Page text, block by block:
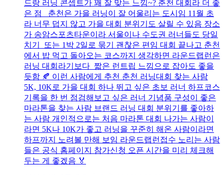
드랑 러닝 콘셉트가 꽤 잘 맞는 느낌~? 춘천 대회라 더 좋
은 점 춘천은 가을 러닝이 잘 어울리는 도시임 11월 초
라 너무 덥지 않고 가을 대회 분위기도 살릴 수 있음 장소
가 송암스포츠타운이라 서울이나 수도권 러너들도 당일
치기 또는 1박 2일로 묶기 괜찮은 편임 대회 끝나고 춘천
에서 밥 먹고 돌아오는 코스까지 생각하면 라운드랩런은
러닝 대회라기보다 짧은 런트립 느낌으로 잡아도 좋을
듯함 🍂 이런 사람에게 추천 춘천 러닝대회 찾는 사람
5K, 10K로 가을 대회 하나 뛰고 싶은 초보 러너 하프코스
기록을 한 번 점검해보고 싶은 러너 기념품 구성이 좋은
마라톤을 찾는 사람 브랜드 러닝 대회 분위기를 좋아하
는 사람 개인적으로는 처음 마라톤 대회 나가는 사람이
라면 5K나 10K가 좋고 러닝을 꾸준히 해온 사람이라면
하프까지 노려볼 만해 보임 라운드랩런접수 노리는 사람
들은 공식 홈페이지 참가신청 오픈 시간을 미리 체크해
두는 게 좋겠음 🏅